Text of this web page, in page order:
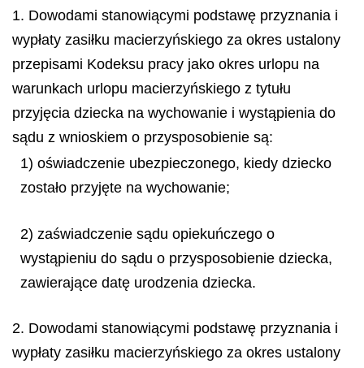
1. Dowodami stanowiącymi podstawę przyznania i
wypłaty zasiłku macierzyńskiego za okres ustalony
przepisami Kodeksu pracy jako okres urlopu na
warunkach urlopu macierzyńskiego z tytułu
przyjęcia dziecka na wychowanie i wystąpienia do
sądu z wnioskiem o przysposobienie są:
1) oświadczenie ubezpieczonego, kiedy dziecko
zostało przyjęte na wychowanie;
2) zaświadczenie sądu opiekuńczego o
wystąpieniu do sądu o przysposobienie dziecka,
zawierające datę urodzenia dziecka.
2. Dowodami stanowiącymi podstawę przyznania i
wypłaty zasiłku macierzyńskiego za okres ustalony